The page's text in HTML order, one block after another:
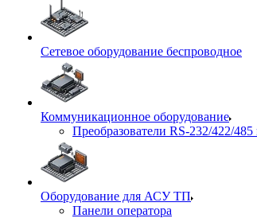
Сетевое оборудование беспроводное
Коммуникационное оборудование
Преобразователи RS-232/422/485
Оборудование для АСУ ТП
Панели оператора